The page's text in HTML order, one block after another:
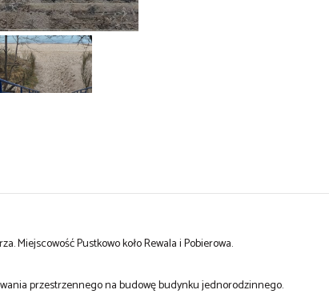
Miejscowość Pustkowo koło Rewala i Pobierowa.
przestrzennego na budowę budynku jednorodzinnego.